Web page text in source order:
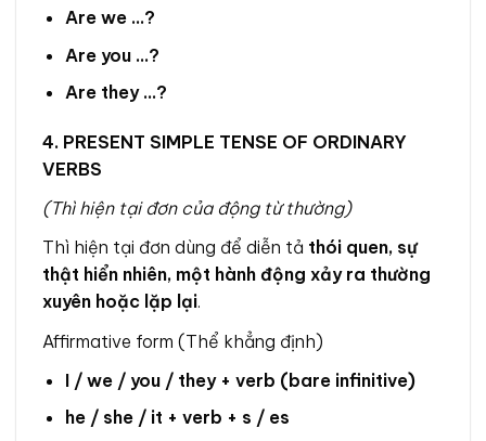
Are we …?
Are you …?
Are they …?
4. PRESENT SIMPLE TENSE OF ORDINARY
VERBS
(Thì hiện tại đơn của động từ thường)
Thì hiện tại đơn dùng để diễn tả thói quen, sự
thật hiển nhiên, một hành động xảy ra thường
xuyên hoặc lặp lại.
Affirmative form (Thể khẳng định)
I / we / you / they + verb (bare infinitive)
he / she / it + verb + s / es